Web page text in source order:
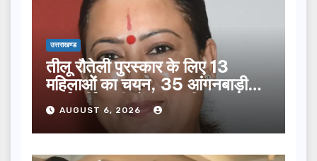
उत्तराखण्ड
तीलू रौतेली पुरस्कार के लिए 13
महिलाओं का चयन, 35 आंगनबाड़ी
कार्यकर्तियां भी होंगी सम्मानित…
AUGUST 6, 2026